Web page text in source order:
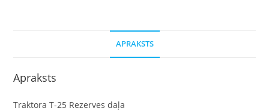
APRAKSTS
Apraksts
Traktora T-25 Rezerves daļa